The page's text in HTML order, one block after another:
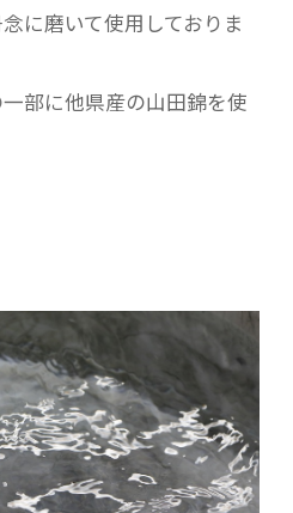
に磨いて使用しておりま
一部に他県産の山田錦を使